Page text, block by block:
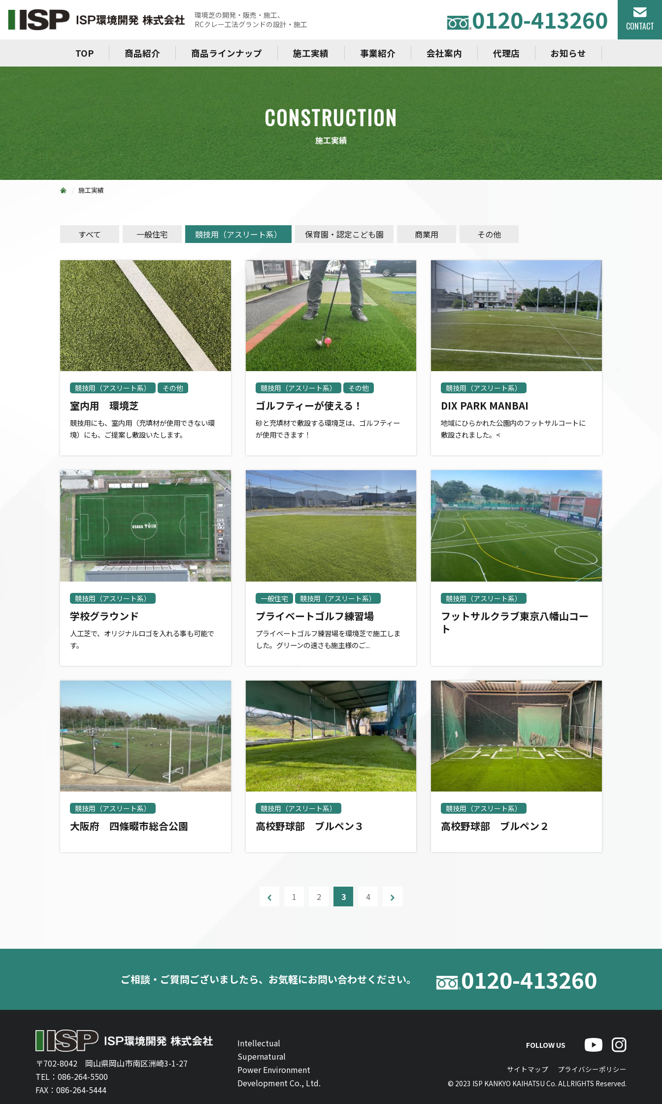
環境芝の開発・販売・施工、
RCクレー工法グランドの設計・施工
TOP 商品紹介 商品ラインナップ 施工実績 事業紹介 会社案内 代理店 お知らせ
0120-413260 CONTACT
CONSTRUCTION
施工実績
施工実績
すべて 一般住宅 競技用（アスリート系） 保育園・認定こども園 商業用 その他
競技用（アスリート系） その他
室内用 環境芝
競技用にも、室内用（充填材が使用できない環
境）にも、ご提案し敷設いたします。
競技用（アスリート系） その他
ゴルフティーが使える！
砂と充填材で敷設する環境芝は、ゴルフティー
が使用できます！
競技用（アスリート系）
DIX PARK MANBAI
地域にひらかれた公園内のフットサルコートに
敷設されました。<
競技用（アスリート系）
学校グラウンド
人工芝で、オリジナルロゴを入れる事も可能で
す。
一般住宅 競技用（アスリート系）
プライベートゴルフ練習場
プライベートゴルフ練習場を環境芝で施工しま
した。グリーンの速さも施主様のご...
競技用（アスリート系）
フットサルクラブ東京八幡山コー
ト
競技用（アスリート系）
大阪府 四條畷市総合公園
競技用（アスリート系）
高校野球部 ブルペン３
競技用（アスリート系）
高校野球部 ブルペン２
1 2 3 4
ご相談・ご質問ございましたら、 お気軽にお問い合わせください。 0120-413260
〒702-8042 岡山県岡山市南区洲崎3-1-27
TEL： 086-264-5500
FAX：086-264-5444
Intellectual
Supernatural
Power Environment
Development Co., Ltd.
FOLLOW US
サイトマップ
プライバシーポリシー
© 2023 ISP KANKYO KAIHATSU Co. ALLRIGHTS Reserved.